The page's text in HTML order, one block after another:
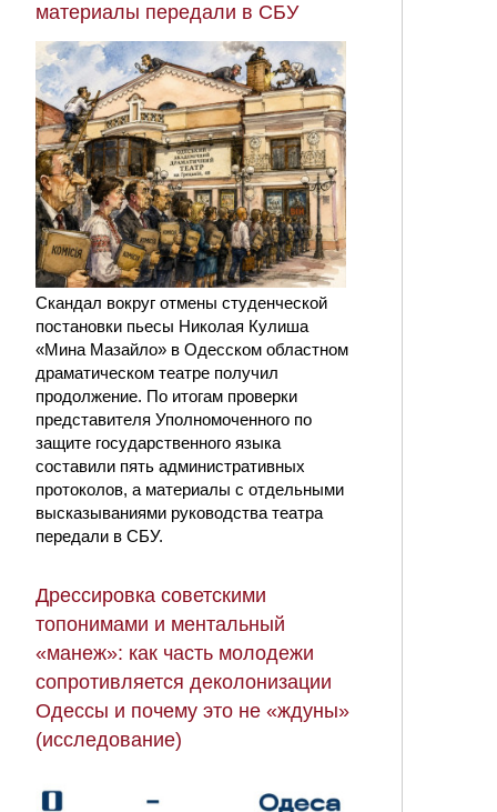
материалы передали в СБУ
Скандал вокруг отмены студенческой
постановки пьесы Николая Кулиша
«Мина Мазайло» в Одесском областном
драматическом театре получил
продолжение. По итогам проверки
представителя Уполномоченного по
защите государственного языка
составили пять административных
протоколов, а материалы с отдельными
высказываниями руководства театра
передали в СБУ.
Дрессировка советскими
топонимами и ментальный
«манеж»: как часть молодежи
сопротивляется деколонизации
Одессы и почему это не «ждуны»
(исследование)